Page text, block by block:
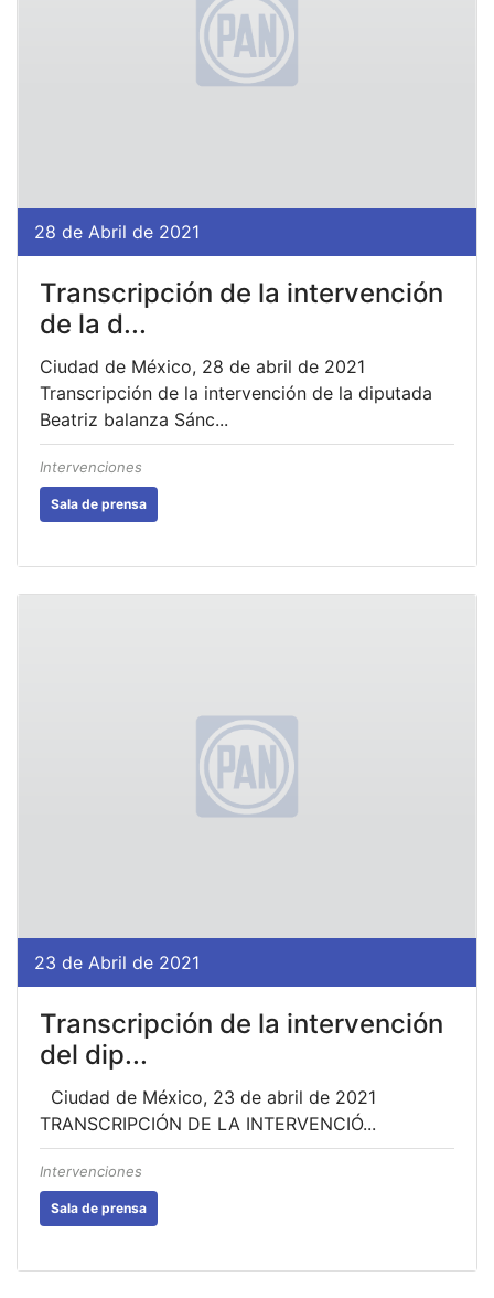
28 de Abril de 2021
Transcripción de la intervención
de la d...
Ciudad de México, 28 de abril de 2021
Transcripción de la intervención de la diputada
Beatriz balanza Sánc...
Intervenciones
Sala de prensa
23 de Abril de 2021
Transcripción de la intervención
del dip...
Ciudad de México, 23 de abril de 2021
TRANSCRIPCIÓN DE LA INTERVENCIÓ...
Intervenciones
Sala de prensa